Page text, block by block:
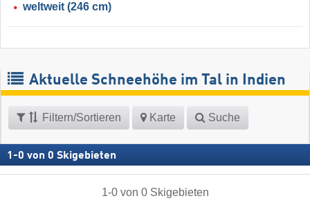
weltweit (246 cm)
Aktuelle Schneehöhe im Tal in Indien
Filtern/Sortieren Karte Suche
1 -0 von 0 Skigebieten
1-0von 0 Skigebieten